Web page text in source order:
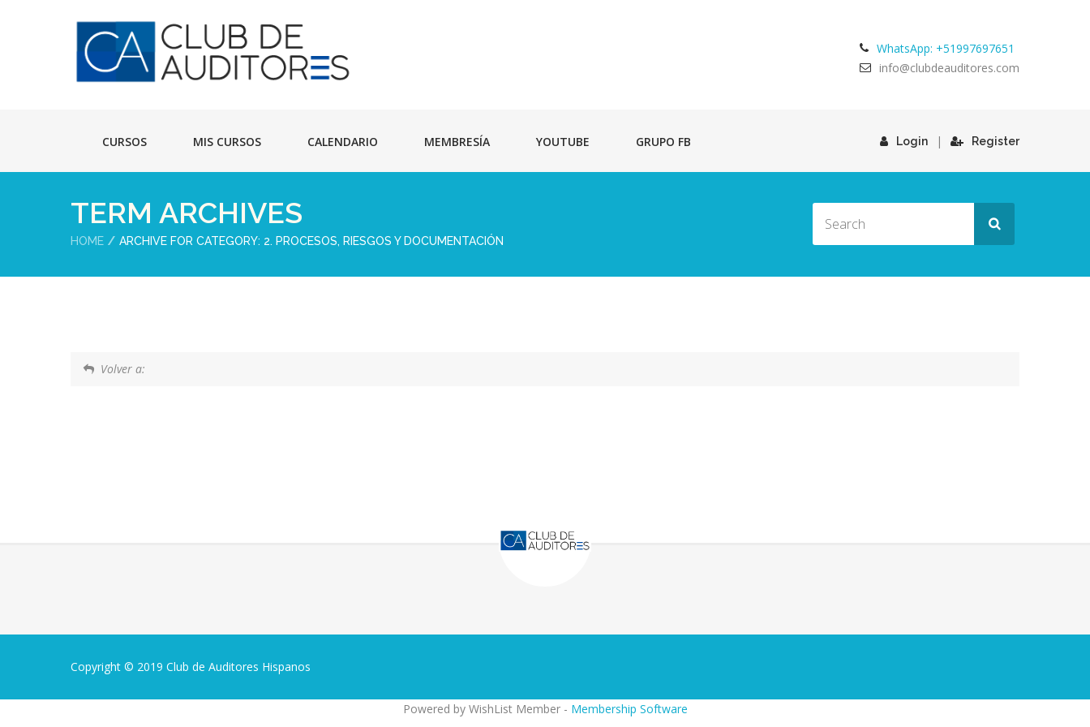
WhatsApp: +51997697651
info@clubdeauditores.com
CURSOS MIS CURSOS CALENDARIO MEMBRESÍA YOUTUBE GRUPO FB Login | Register
TERM ARCHIVES
HOME ARCHIVE FOR CATEGORY: 2. PROCESOS, RIESGOS Y DOCUMENTACIÓN
Volver a:
Copyright © 2019 Club de Auditores Hispanos
Powered by WishList Member - Membership Software